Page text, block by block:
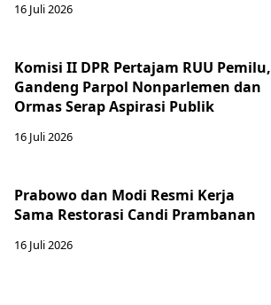
16 Juli 2026
Komisi II DPR Pertajam RUU Pemilu,
Gandeng Parpol Nonparlemen dan
Ormas Serap Aspirasi Publik
16 Juli 2026
Prabowo dan Modi Resmi Kerja
Sama Restorasi Candi Prambanan
16 Juli 2026